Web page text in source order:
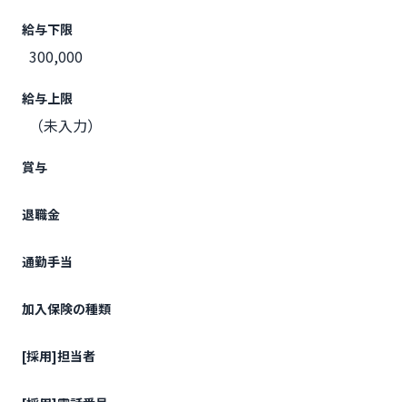
給与下限
300,000
給与上限
（未入力）
賞与
退職金
通勤手当
加入保険の種類
[採用]担当者